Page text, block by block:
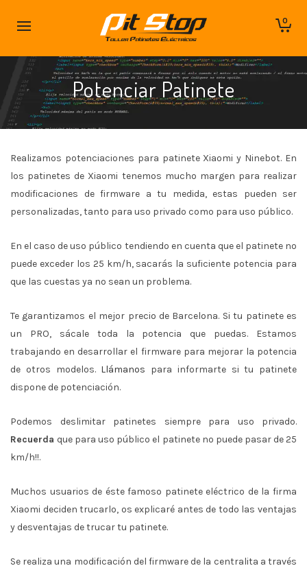
0
Potenciar Patinete
Realizamos potenciaciones para patinete Xiaomi y Ninebot. En
los patinetes de Xiaomi tenemos mucho margen para realizar
modificaciones de firmware a tu medida, estas pueden ser
personalizadas, tanto para uso privado como para uso público.
En el caso de uso público tendiendo en cuenta que el patinete no
puede exceder los 25 km/h, sacarás la suficiente potencia para
que las cuestas ya no sean un problema.
Te garantizamos el mejor precio de Barcelona. Si tu patinete es
un PRO, sácale toda la potencia que puedas. Estamos
trabajando en desarrollar el firmware para mejorar la potencia
de otros modelos. Llámanos para informarte si tu patinete
dispone de potenciación.
Podemos deslimitar patinetes siempre para uso privado.
Recuerda que para uso público el patinete no puede pasar de 25
km/h!!.
Muchos usuarios de éste famoso patinete eléctrico de la firma
Xiaomi deciden trucarlo, os explicaré antes de todo las ventajas
y desventajas de trucar tu patinete.
Se realiza una modificación del firmware de la centralita a través